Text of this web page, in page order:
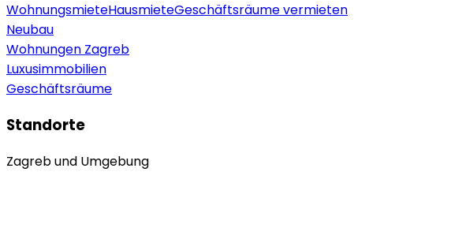
WohnungsmieteHausmieteGeschäftsräume vermieten
Neubau
Wohnungen Zagreb
Luxusimmobilien
Geschäftsräume
Standorte
Zagreb und Umgebung